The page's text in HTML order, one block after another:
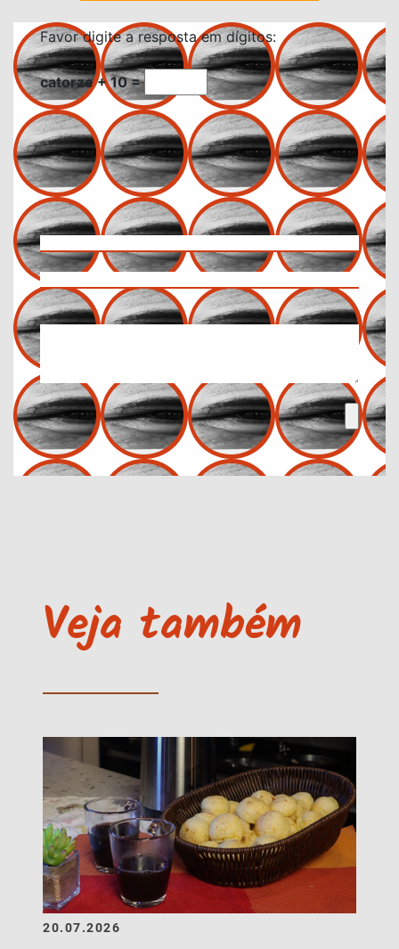
Favor digite a resposta em dígitos:
catorze + 10 =
Veja também
20.07.2026